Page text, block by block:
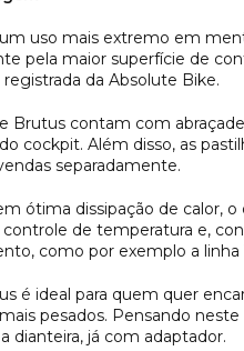
uso mais extremo em
pela maior superfície de
da Absolute Bike.
Brutus contam com
cockpit. Além disso, as
separadamente.
ótima dissipação de calor,
de temperatura e,
como por exemplo a linha
ideal para quem quer
pesados. Pensando
dianteira, já com adaptador.